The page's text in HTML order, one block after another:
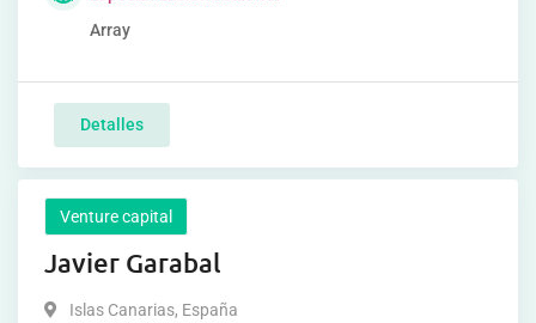
Array
Detalles
Venture capital
Javier Garabal
Islas Canarias, España